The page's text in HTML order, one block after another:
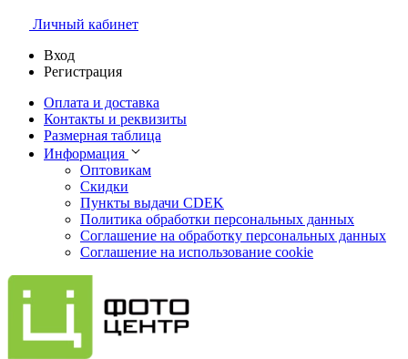
Личный кабинет
Вход
Регистрация
Оплата и доставка
Контакты и реквизиты
Размерная таблица
Информация
Оптовикам
Скидки
Пункты выдачи CDEK
Политика обработки персональных данных
Соглашение на обработку персональных данных
Соглашение на использование cookie